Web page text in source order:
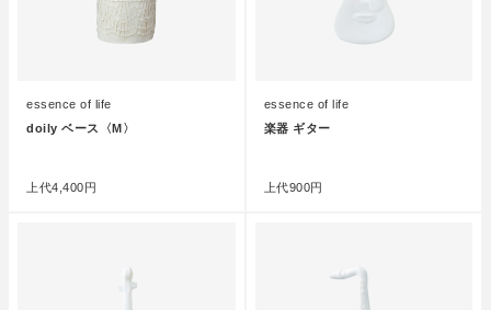
essence of life
doily ベース〈M〉
上代4,400円
essence of life
楽器 ギター
上代900円